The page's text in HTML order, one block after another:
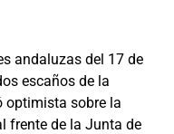
andaluzas del 17 de
escaños de la
optimista sobre la
frente de la Junta de